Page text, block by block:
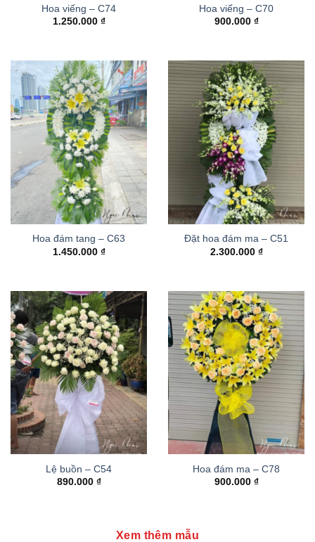
Hoa viếng – C74
1.250.000 ₫
Hoa viếng – C70
900.000 ₫
Hoa đám tang – C63
1.450.000 ₫
Đặt hoa đám ma – C51
2.300.000 ₫
Lệ buồn – C54
890.000 ₫
Hoa đám ma – C78
900.000 ₫
Xem thêm mẫu